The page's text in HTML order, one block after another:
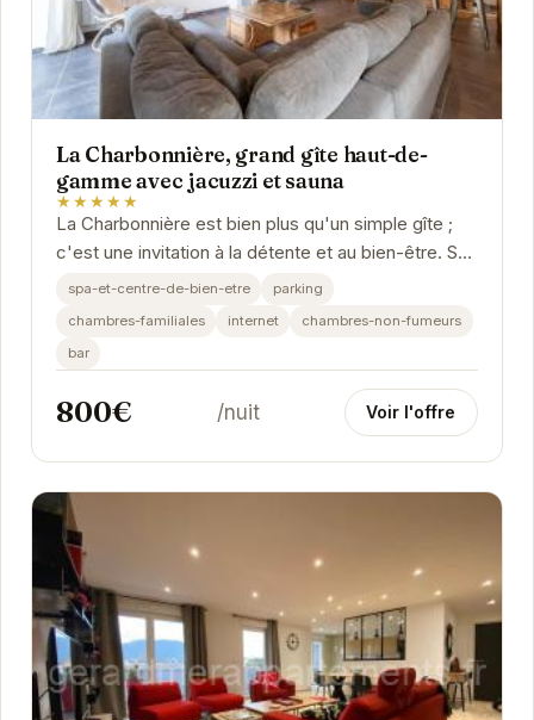
La Charbonnière, grand gîte haut-de-
gamme avec jacuzzi et sauna
★★★★★
La Charbonnière est bien plus qu'un simple gîte ;
c'est une invitation à la détente et au bien-être. Son
jacuzzi et son sauna privés vous...
spa-et-centre-de-bien-etre
parking
chambres-familiales
internet
chambres-non-fumeurs
bar
800€ /nuit Voir l'offre